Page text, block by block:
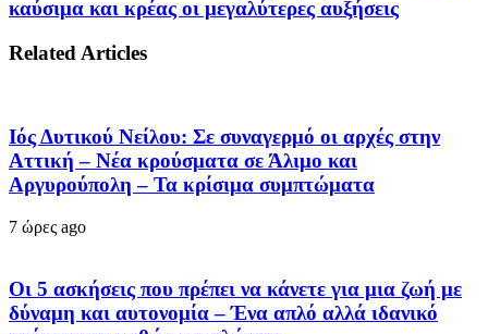
καύσιμα και κρέας οι μεγαλύτερες αυξήσεις
Related Articles
Ιός Δυτικού Νείλου: Σε συναγερμό οι αρχές στην
Αττική – Νέα κρούσματα σε Άλιμο και
Αργυρούπολη – Τα κρίσιμα συμπτώματα
7 ώρες ago
Οι 5 ασκήσεις που πρέπει να κάνετε για μια ζωή με
δύναμη και αυτονομία – Ένα απλό αλλά ιδανικό